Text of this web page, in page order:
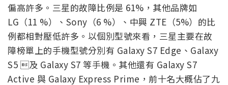
偏高許多。三星的故障比例是 61%，其他品牌如
LG（11 %）、Sony（6 %）、中興 ZTE（5%）的比
例都相對壓低許多。以個別型號來看，三星主要在故
障榜單上的手機型號分別有 Galaxy S7 Edge、Galaxy
S5 及 Galaxy S7 等手機。其他還有 Galaxy S7
Active 與 Galaxy Express Prime，前十名大概佔了九